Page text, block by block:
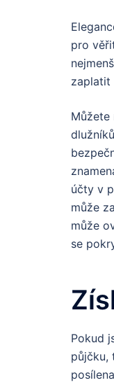
pro
zaplatit
Můžete
účty v
může
může
se
Pokud
půjčku,